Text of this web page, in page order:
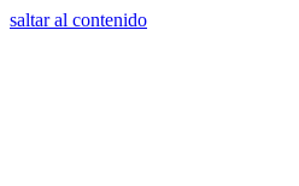
saltar al contenido